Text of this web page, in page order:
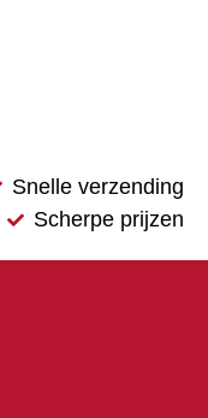
Snelle verzending
Scherpe prijzen